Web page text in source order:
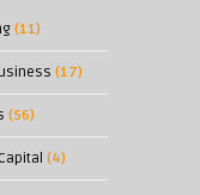
(11)
(17)
(56)
(4)